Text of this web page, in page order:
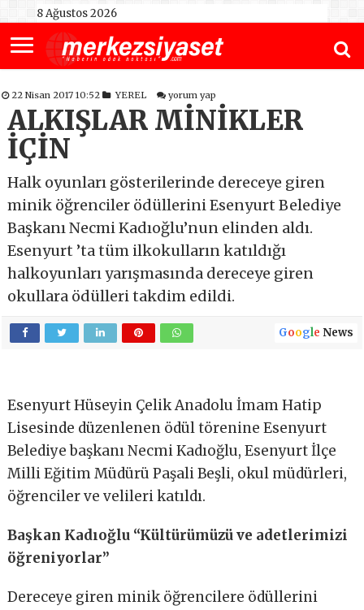
8 Ağustos 2026
22 Nisan 2017 10:52 YEREL yorum yap
ALKIŞLAR MİNİKLER
İÇİN
Halk oyunları gösterilerinde dereceye giren
minik öğrenciler ödüllerini Esenyurt Belediye
Başkanı Necmi Kadıoğlu’nun elinden aldı.
Esenyurt ’ta tüm ilkokulların katıldığı
halkoyunları yarışmasında dereceye giren
okullara ödülleri takdim edildi.
Google News
Esenyurt Hüseyin Çelik Anadolu İmam Hatip
Lisesinde düzenlenen ödül törenine Esenyurt
Belediye başkanı Necmi Kadıoğlu, Esenyurt İlçe
Milli Eğitim Müdürü Paşali Beşli, okul müdürleri,
öğrenciler ve velileri katıldı.
Başkan Kadıoğlu “Kültürümüzü ve adetlerimizi
öğreniyorlar”
Dereceye giren minik öğrencilere ödüllerini